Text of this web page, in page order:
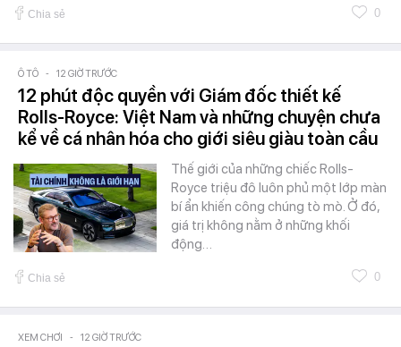
Chia sẻ 0
Ô TÔ - 12 GIỜ TRƯỚC
12 phút độc quyền với Giám đốc thiết kế
Rolls-Royce: Việt Nam và những chuyện chưa
kể về cá nhân hóa cho giới siêu giàu toàn cầu
Thế giới của những chiếc Rolls-
Royce triệu đô luôn phủ một lớp màn
bí ẩn khiến công chúng tò mò. Ở đó,
giá trị không nằm ở những khối
động…
Chia sẻ 0
XEM CHƠI - 12 GIỜ TRƯỚC